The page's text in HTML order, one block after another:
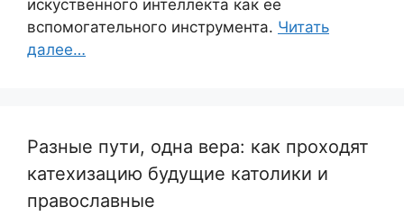
искуственного интеллекта как ее
вспомогательного инструмента. Читать
далее…
Разные пути, одна вера: как проходят
катехизацию будущие католики и
православные